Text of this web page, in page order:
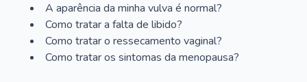
A aparência da minha vulva é normal?
Como tratar a falta de libido?
Como tratar o ressecamento vaginal?
Como tratar os sintomas da menopausa?